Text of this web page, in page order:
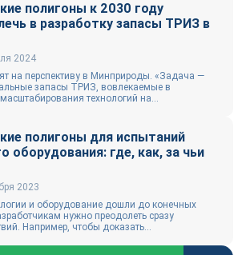
полигоны к 2030 году
в разработку запасы ТРИЗ в
2024
на перспективу в Минприроды. «Задача —
запасы ТРИЗ, вовлекаемые в
масштабирования технологий на...
полигоны для испытаний
оборудования: где, как, за чьи
2023
и оборудование дошли до конечных
нужно преодолеть сразу
Например, чтобы доказать...